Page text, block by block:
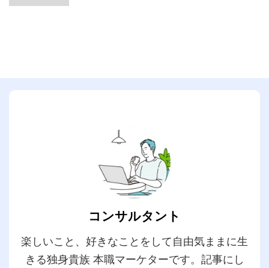
コンサルタント
楽しいこと、好きなことをして自由気ままに生
きる独身貴族 本職マーケターです。記事にし